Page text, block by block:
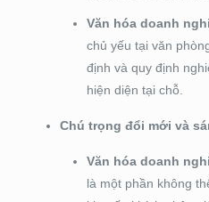
Văn hóa doanh
chủ yếu tại văn
định và quy định
hiện diện tại chỗ.
Chú trọng đổi mới và
Văn hóa doanh
là một phần không